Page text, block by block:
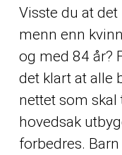
Visste du at
menn enn
og med 84 år?
det klart at alle
nettet som skal
hovedsak
forbedres.